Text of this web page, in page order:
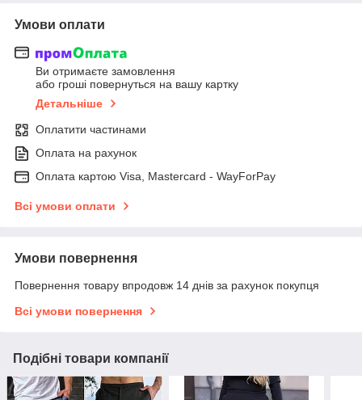
Умови оплати
Ви отримаєте замовлення
або гроші повернуться на вашу картку
Детальніше
Оплатити частинами
Оплата на рахунок
Оплата картою Visa, Mastercard - WayForPay
Всі умови оплати
Умови повернення
Повернення товару впродовж 14 днів за рахунок покупця
Всі умови повернення
Подібні товари компанії